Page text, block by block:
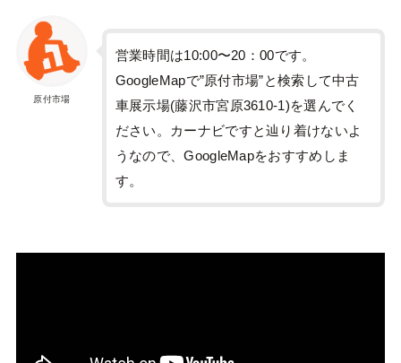
原付市場
営業時間は10:00〜20：00です。
GoogleMapで”原付市場”と検索して中古
車展示場(藤沢市宮原3610-1)を選んでく
ださい。カーナビですと辿り着けないよ
うなので、GoogleMapをおすすめしま
す。